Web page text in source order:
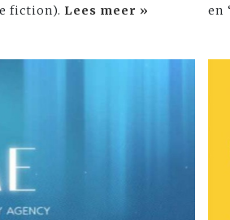
fiction). Lees meer »
en